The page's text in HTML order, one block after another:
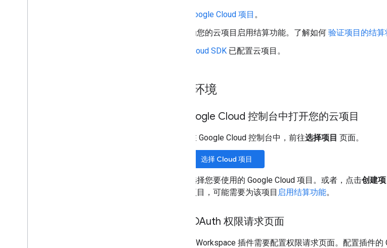
Google Cloud 项目 。
为您的云项目启用结算功能。了解如何 验证项目的结算
Cloud SDK 已配置云项目。
设置环境
在 Google Cloud 控制台中打开您的云项目
在 Google Cloud 控制台中，前往选择项目 页面。
选择 Cloud 项目
选择您要使用的 Google Cloud 项目。或者，点击创建项
项目，可能需要为该项目 启用结算功能。
配置 OAuth 权限请求页面
Google Workspace 插件需要配置权限请求页面。配置插件